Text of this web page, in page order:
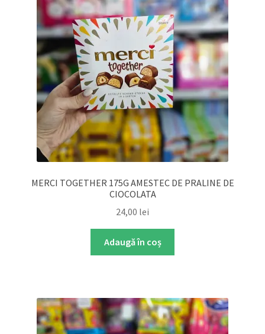
MERCI TOGETHER 175G AMESTEC DE PRALINE DE
CIOCOLATA
24,00 lei
Adaugă în coș